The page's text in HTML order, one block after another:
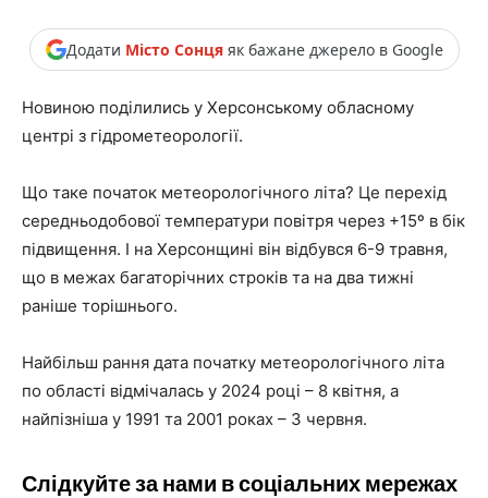
Додати Місто Сонцяяк бажане джерело в Google
Новиною поділились у Херсонському обласному
центрі з гідрометеорології.
Що таке початок метеорологічного літа? Це перехід
середньодобової температури повітря через +15º в бік
підвищення. І на Херсонщині він відбувся 6-9 травня,
що в межах багаторічних строків та на два тижні
раніше торішнього.
Найбільш рання дата початку метеорологічного літа
по області відмічалась у 2024 році – 8 квітня, а
найпізніша у 1991 та 2001 роках – 3 червня.
Слідкуйте за нами в соціальних мережах